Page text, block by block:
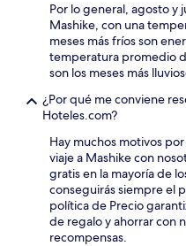
Por lo general, agosto y
Mashike, con una
meses más fríos son
temperatura promedio
son los meses más
¿Por qué me conviene
Hoteles.com?
Hay muchos motivos
viaje a Mashike con
gratis en la mayoría de
conseguirás siempre el
política de Precio
de regalo y ahorrar con
recompensas.